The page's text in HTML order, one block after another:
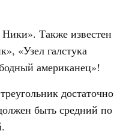
Ники». Также известен
«Узел галстука
американец»!
достаточно
быть средний по